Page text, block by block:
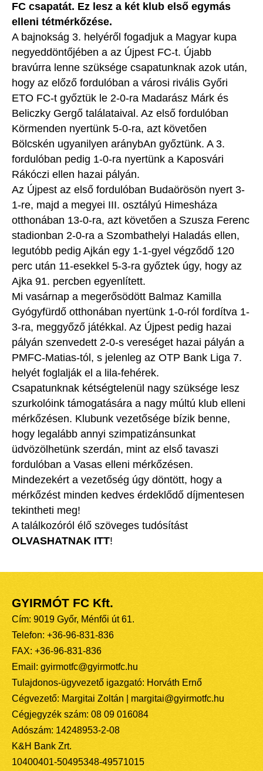
FC csapatát. Ez lesz a két klub első egymás
elleni tétmérkőzése.
A bajnokság 3. helyéről fogadjuk a Magyar kupa
negyeddöntőjében a az Újpest FC-t. Újabb
bravúrra lenne szüksége csapatunknak azok után,
hogy az előző fordulóban a városi rivális Győri
ETO FC-t győztük le 2-0-ra Madarász Márk és
Beliczky Gergő találataival. Az első fordulóban
Körmenden nyertünk 5-0-ra, azt követően
Bölcskén ugyanilyen aránybAn győztünk. A 3.
fordulóban pedig 1-0-ra nyertünk a Kaposvári
Rákóczi ellen hazai pályán.
Az Újpest az első fordulóban Budaörösön nyert 3-
1-re, majd a megyei III. osztályú Himesháza
otthonában 13-0-ra, azt követően a Szusza Ferenc
stadionban 2-0-ra a Szombathelyi Haladás ellen,
legutóbb pedig Ajkán egy 1-1-gyel végződő 120
perc után 11-esekkel 5-3-ra győztek úgy, hogy az
Ajka 91. percben egyenlített.
Mi vasárnap a megerősödött Balmaz Kamilla
Gyógyfürdő otthonában nyertünk 1-0-ról fordítva 1-
3-ra, meggyőző játékkal. Az Újpest pedig hazai
pályán szenvedett 2-0-s vereséget hazai pályán a
PMFC-Matias-tól, s jelenleg az OTP Bank Liga 7.
helyét foglalják el a lila-fehérek.
Csapatunknak kétségtelenül nagy szüksége lesz
szurkolóink támogatására a nagy múltú klub elleni
mérkőzésen. Klubunk vezetősége bízik benne,
hogy legalább annyi szimpatizánsunkat
üdvözölhetünk szerdán, mint az első tavaszi
fordulóban a Vasas elleni mérkőzésen.
Mindezekért a vezetőség úgy döntött, hogy a
mérkőzést minden kedves érdeklődő díjmentesen
tekintheti meg!
A találkozóról élő szöveges tudósítást
OLVASHATNAK ITT!
GYIRMÓT FC Kft.
Cím: 9019 Győr, Ménfői út 61.
Telefon: +36-96-831-836
FAX: +36-96-831-836
Email: gyirmotfc@gyirmotfc.hu
Tulajdonos-ügyvezető igazgató: Horváth Ernő
Cégvezető: Margitai Zoltán | margitai@gyirmotfc.hu
Cégjegyzék szám: 08 09 016084
Adószám: 14248953-2-08
K&H Bank Zrt.
10400401-50495348-49571015